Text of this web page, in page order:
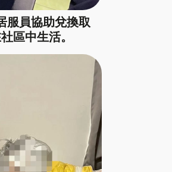
服員協助兌換取
區中生活。